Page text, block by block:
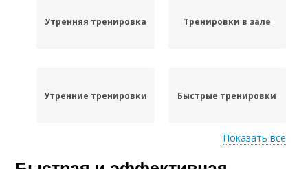
Утренняя тренировка Тренировки в зале
Утренние тренировки Быстрые тренировки
Эффект от 10-
Показать все